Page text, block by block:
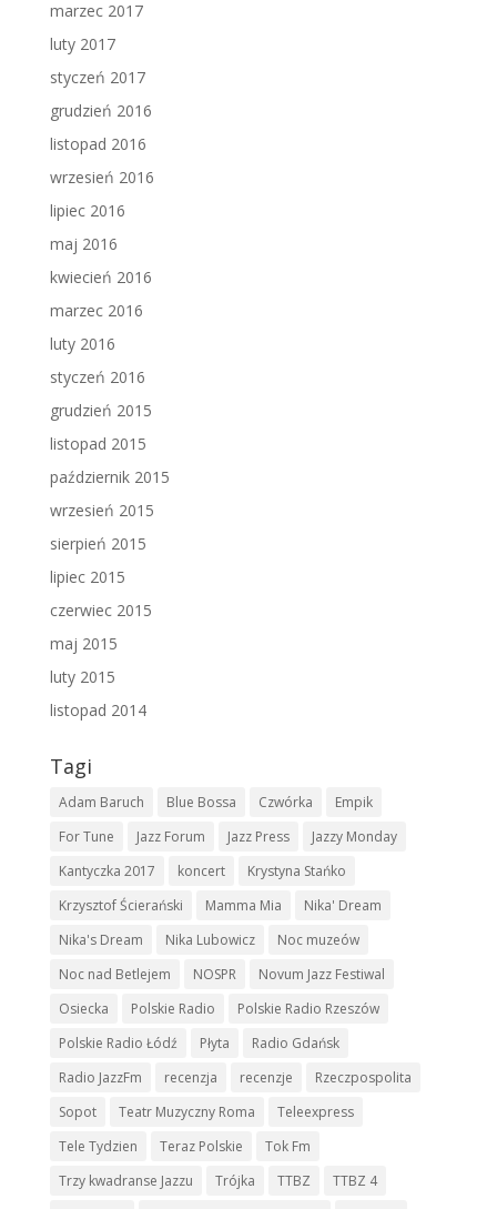
marzec 2017
luty 2017
styczeń 2017
grudzień 2016
listopad 2016
wrzesień 2016
lipiec 2016
maj 2016
kwiecień 2016
marzec 2016
luty 2016
styczeń 2016
grudzień 2015
listopad 2015
październik 2015
wrzesień 2015
sierpień 2015
lipiec 2015
czerwiec 2015
maj 2015
luty 2015
listopad 2014
Tagi
Adam Baruch Blue Bossa Czwórka
Empik
For Tune
Jazz Forum Jazz Press
Jazzy Monday
Kantyczka 2017
koncert
Krystyna Stańko
Krzysztof Ścierański
Mamma Mia
Nika' Dream
Nika's Dream
Nika Lubowicz
Noc muzeów
Noc nad Betlejem
NOSPR
Novum Jazz Festiwal
Osiecka
Polskie Radio
Polskie Radio Rzeszów
Polskie Radio Łódź
Płyta
Radio Gdańsk
Radio JazzFm
recenzja recenzje
Rzeczpospolita
Sopot
Teatr Muzyczny Roma
Teleexpress
Tele Tydzien
Teraz Polskie
Tok Fm
Trzy kwadranse Jazzu
Trójka TTBZ
TTBZ 4